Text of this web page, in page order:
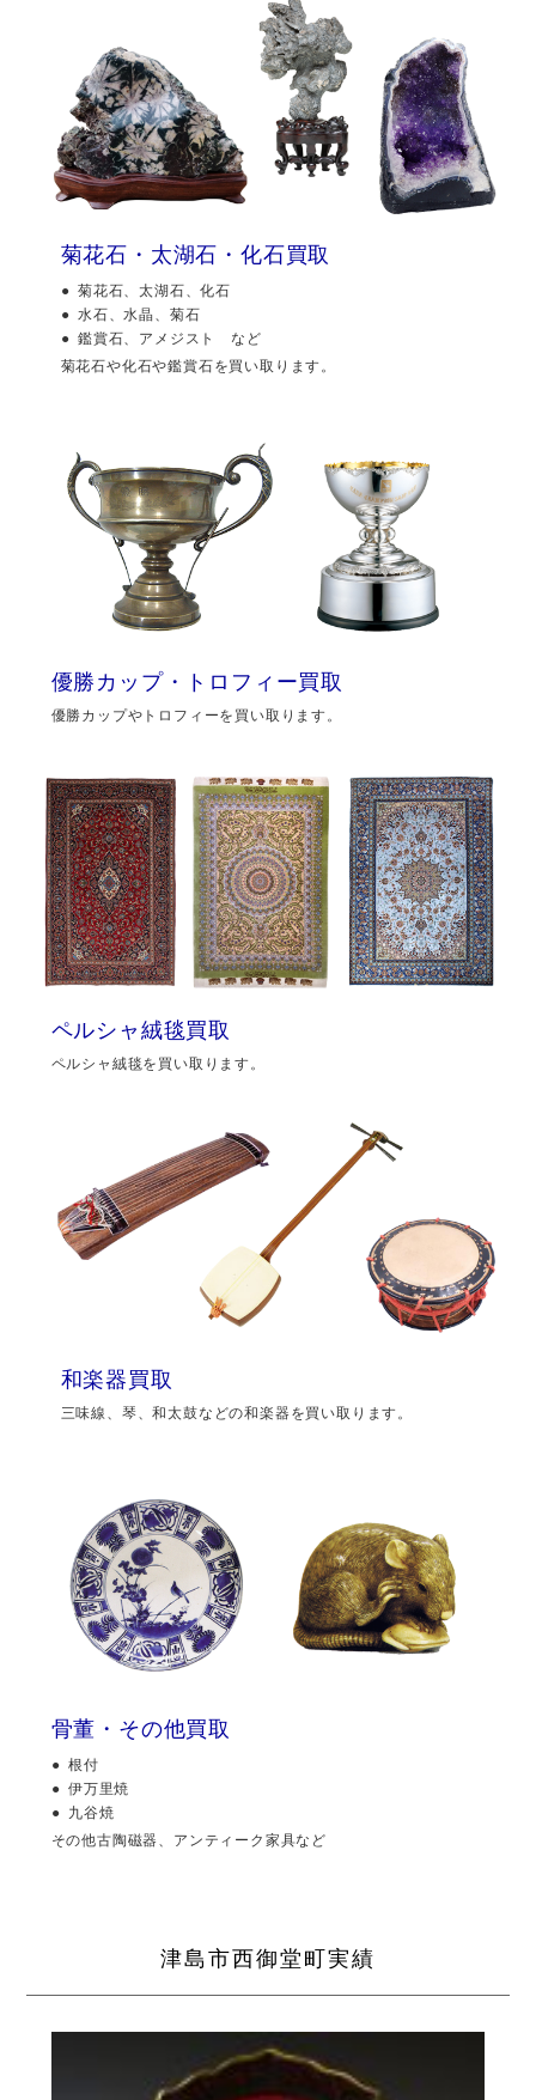
菊花石・太湖石・化石買取
菊花石、太湖石、化石
水石、水晶、菊石
鑑賞石、アメジスト など
菊花石や化石や鑑賞石を買い取ります。
優勝カップ・トロフィー買取
優勝カップやトロフィーを買い取ります。
ペルシャ絨毯買取
ペルシャ絨毯を買い取ります。
和楽器買取
三味線、琴、和太鼓などの和楽器を買い取ります。
骨董・その他買取
根付
伊万里焼
九谷焼
その他古陶磁器、アンティーク家具など
津島市西御堂町実績